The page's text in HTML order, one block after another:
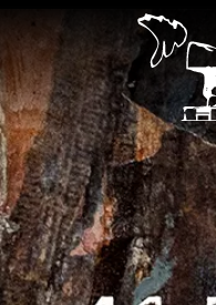
Skip to main content